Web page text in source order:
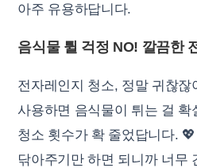
아주 유용하답니다.
음식물 튈 걱정 NO! 깔끔한
전자레인지 청소, 정말 귀찮
사용하면 음식물이 튀는 걸 확
청소 횟수가 확 줄었답니다.
닦아주기만 하면 되니까 너무